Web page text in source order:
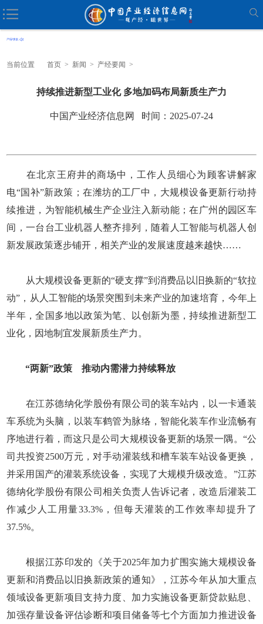
当前位置 首页 > 新闻 > 产经要闻 >
持续推进新型工业化 多地加码布局新质生产力
中国产业经济信息网 时间：2025-07-24
在北京王府井的商场中，工作人员细心为顾客讲解家
电“国补”新政策；在潍坊的工厂中，大规模设备更新行动持
续推进，为智能机械生产企业注入新动能；在广州的园区车
间，一台台工业机器人整齐排列，随着人工智能与机器人创
新发展政策逐步铺开，相关产业的发展速度越来越快……
从大规模设备更新的“硬支撑”到消费品以旧换新的“软拉
动”，从人工智能的场景突围到未来产业的加速培育，今年上
半年，全国多地以政策为笔、以创新为墨，持续推进新型工
业化，因地制宜发展新质生产力。
“两新”政策 推动内需潜力持续释放
在江苏德纳化学股份有限公司的装车站内，以一卡通装
车系统为头脑，以装车鹤管为脉络，智能化装车作业流畅有
序地进行着，而这只是公司大规模设备更新的场景一隅。“公
司共投资2500万元，对手动灌装线和槽车装车站设备更换，
并采用国产的灌装系统设备，实现了大规模升级改造。”江苏
德纳化学股份有限公司相关负责人告诉记者，改造后灌装工
作减少人工用量33.3%，但每天灌装的工作效率却提升了
37.5%。
根据江苏印发的《关于2025年加力扩围实施大规模设备
更新和消费品以旧换新政策的通知》，江苏今年从加大重点
领域设备更新项目支持力度、加力实施设备更新贷款贴息、
加强存量设备评估诊断和项目储备等七个方面加力推进设备